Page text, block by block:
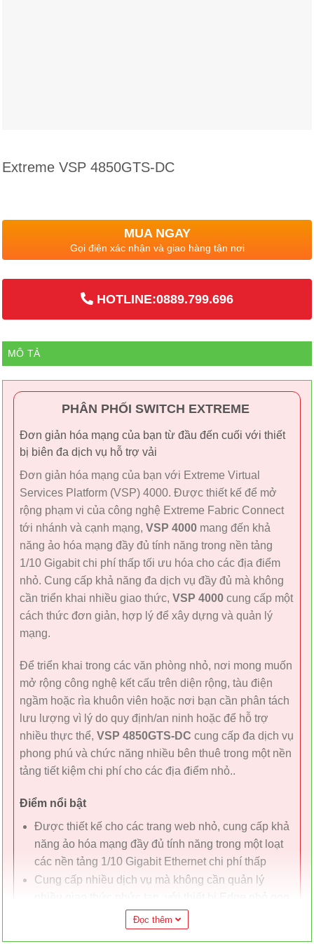
Extreme VSP 4850GTS-DC
MUA NGAY
Gọi điện xác nhận và giao hàng tận nơi
HOTLINE:0889.799.696
MÔ TẢ
PHÂN PHỐI SWITCH EXTREME
Đơn giản hóa mạng của bạn từ đầu đến cuối với thiết
bị biên đa dịch vụ hỗ trợ vải
Đơn giản hóa mạng của bạn với Extreme Virtual
Services Platform (VSP) 4000. Được thiết kế để mở
rộng phạm vi của công nghệ Extreme Fabric Connect
tới nhánh và cạnh mạng, VSP 4000 mang đến khả
năng ảo hóa mạng đầy đủ tính năng trong nền tảng
1/10 Gigabit chi phí thấp tối ưu hóa cho các địa điểm
nhỏ. Cung cấp khả năng đa dịch vụ đầy đủ mà không
cần triển khai nhiều giao thức, VSP 4000 cung cấp một
cách thức đơn giản, hợp lý để xây dựng và quản lý
mạng.
Để triển khai trong các văn phòng nhỏ, nơi mong muốn
mở rộng công nghệ kết cấu trên diện rộng, tàu điện
ngầm hoặc rìa khuôn viên hoặc nơi bạn cần phân tách
lưu lượng vì lý do quy định/an ninh hoặc để hỗ trợ
nhiều thực thể, VSP 4850GTS-DC cung cấp đa dịch vụ
phong phú và chức năng nhiều bên thuê trong một nền
tảng tiết kiệm chi phí cho các địa điểm nhỏ..
Điểm nổi bật
Được thiết kế cho các trang web nhỏ, cung cấp khả
năng ảo hóa mạng đầy đủ tính năng trong một loạt
các nền tảng 1/10 Gigabit Ethernet chi phí thấp
Cung cấp nhiều dịch vụ mà không cần quản lý
trong mạng của bạn
Dễ dàng tận dụng công nghệ ảo hóa mạng cho các
Đọc thêm